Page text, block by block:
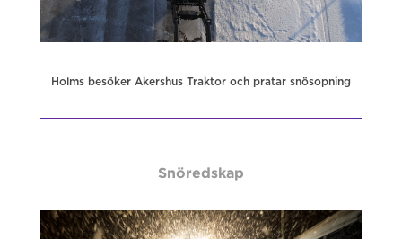
Holms besöker Akershus Traktor och pratar snösopning
Snöredskap